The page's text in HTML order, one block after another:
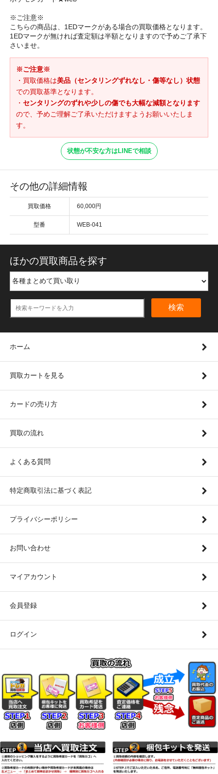
※ご注意※
こちらの商品は、1EDマークがある場合の買取価格となります。
1EDマークが無ければ査定額は半額となりますので予めご了承下
さいませ。
※ご注意※
・買取価格は美品（センタリングずれなし・傷等なし）状態
での買取基準となります。
・ センタリングのずれや少しの傷でも大幅な減額となります
ので、予めご理解ご了承いただけますようお願いいたしま
す。
状態が不安な方はLINEで相談
その他の詳細情報
買取価格 60,000円
型番 WEB-041
ほかの買取商品を探す
検索
ホーム
買取カートを見る
カードの売り方
買取の流れ
よくある質問
特定商取引法に基づく表記
プライバシーポリシー
お問い合わせ
マイアカウント
会員登録
ログイン